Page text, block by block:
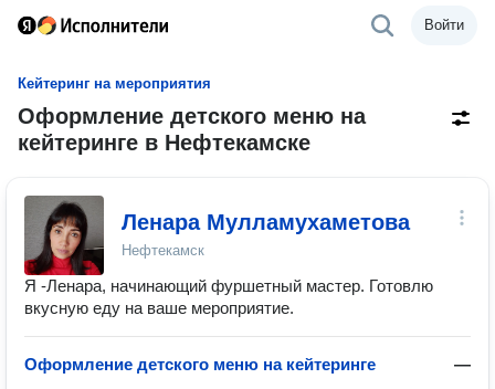
Войти
Кейтеринг на мероприятия
Оформление детского меню на
кейтеринге в Нефтекамске
Ленара Мулламухаметова
Нефтекамск
Я -Ленара, начинающий фуршетный мастер. Готовлю
вкусную еду на ваше мероприятие.
Оформление детского меню на кейтеринге —